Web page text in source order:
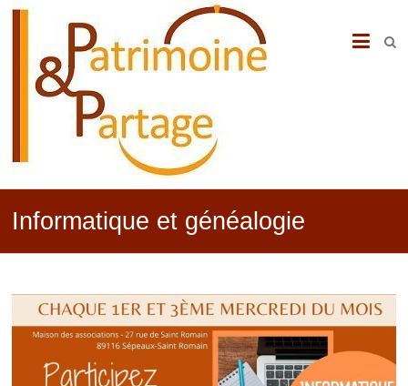
PATRIMOINE
PARTAGE
Informatique et généalogie